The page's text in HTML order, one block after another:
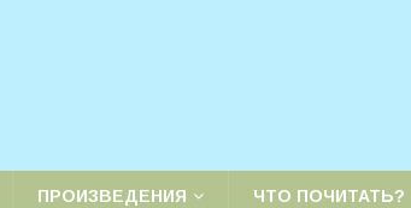
ПРОИЗВЕДЕНИЯ ЧТО ПОЧИТАТЬ?